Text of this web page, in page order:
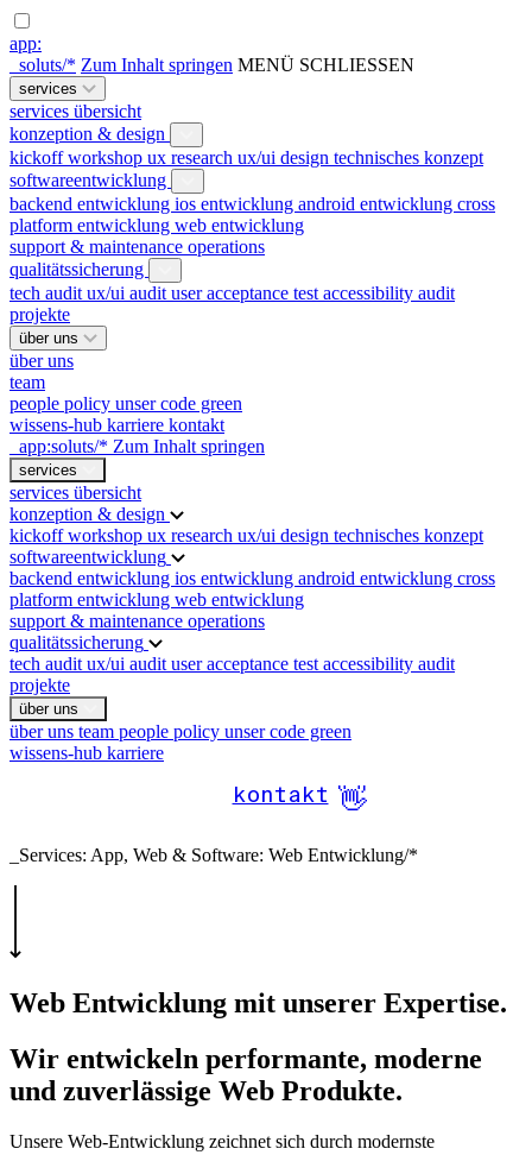
app:
_soluts/* Zum Inhalt springen MENÜ SCHLIESSEN
services
services übersicht
konzeption & design
kickoff workshop ux research ux/ui design technisches konzept
softwareentwicklung
backend entwicklung ios entwicklung android entwicklung cross
platform entwicklung web entwicklung
support & maintenance operations
qualitätssicherung
tech audit ux/ui audit user acceptance test accessibility audit
projekte
über uns
über uns
team
people policy unser code green
wissens-hub karriere kontakt
_app:soluts/* Zum Inhalt springen
services
services übersicht
konzeption & design
kickoff workshop ux research ux/ui design technisches konzept
softwareentwicklung
backend entwicklung ios entwicklung android entwicklung cross
platform entwicklung web entwicklung
support & maintenance operations
qualitätssicherung
tech audit ux/ui audit user acceptance test accessibility audit
projekte
über uns
über uns team people policy unser code green
wissens-hub karriere
kontakt 👋
_Services: App, Web & Software: Web Entwicklung/*
Web Entwicklung mit unserer Expertise.
Wir entwickeln performante, moderne
und zuverlässige Web Produkte.
Unsere Web-Entwicklung zeichnet sich durch modernste